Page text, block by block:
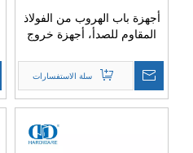
أجهزة باب الهروب من الفولاذ
المقاوم للصدأ، أجهزة خروج
سلة الاستفسارات